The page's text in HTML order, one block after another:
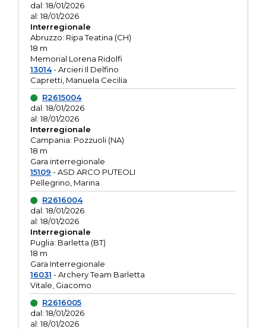
dal: 18/01/2026
al: 18/01/2026
Interregionale
Abruzzo: Ripa Teatina (CH)
18 m
Memorial Lorena Ridolfi
13014- Arcieri Il Delfino
Capretti, Manuela Cecilia
R2615004
dal: 18/01/2026
al: 18/01/2026
Interregionale
Campania: Pozzuoli (NA)
18 m
Gara interregionale
15109 - ASD ARCO PUTEOLI
Pellegrino, Marina
R2616004
dal: 18/01/2026
al: 18/01/2026
Interregionale
Puglia: Barletta (BT)
18 m
Gara Interregionale
16031 - Archery Team Barletta
Vitale, Giacomo
R2616005
dal: 18/01/2026
al: 18/01/2026